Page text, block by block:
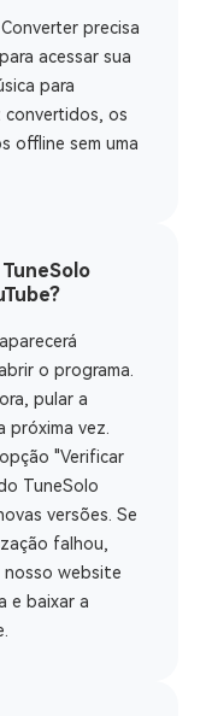
precisa
acessar sua
para
convertidos, os
offline sem uma
o programa.
pular a
vez.
"Verificar
TuneSolo
versões. Se
falhou,
website
e baixar a